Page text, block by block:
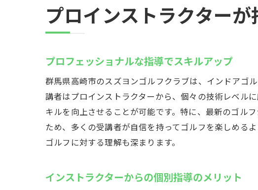
充実し
リラッ
ゴルフ
日常の
スズヨ
プロインストラクター
プロフェッショナルな指導でスキルアップ
群馬県高崎市のスズヨンゴルフクラブは、インドアゴ
講者はプロインストラクターから、個々の技術レベル
キルを向上させることが可能です。特に、最新のゴル
ため、多くの受講者が自信を持ってゴルフを楽しめる
ゴルフに対する理解も深まります。
インストラクターからの個別指導のメリット